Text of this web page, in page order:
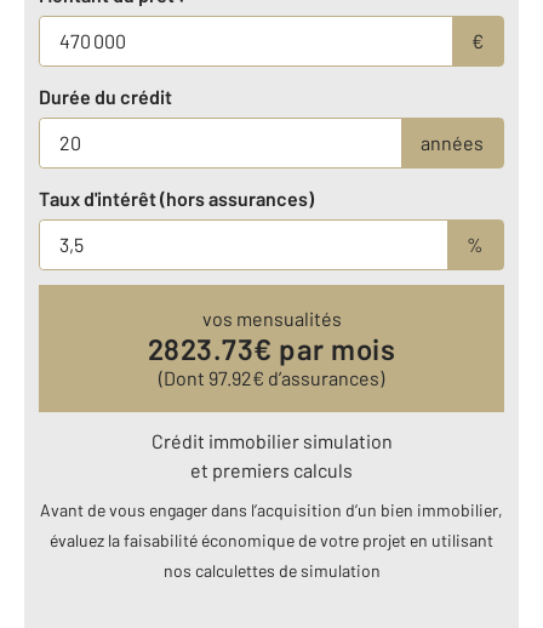
€
Durée du crédit
années
Taux d'intérêt (hors assurances)
%
vos mensualités
2823.73€ par mois
(Dont 97.92€ d’assurances)
Crédit immobilier simulation
et premiers calculs
Avant de vous engager dans l’acquisition d’un bien immobilier,
évaluez la faisabilité économique de votre projet en utilisant
nos calculettes de simulation